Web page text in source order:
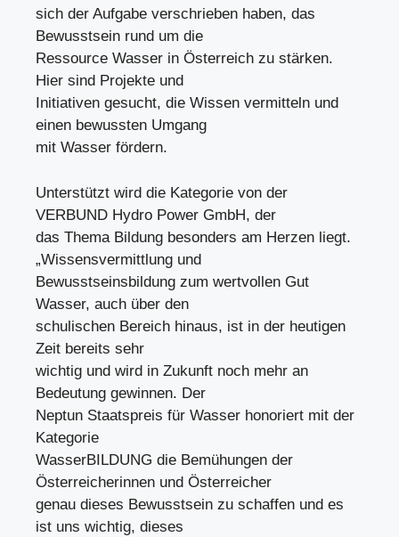
sich der Aufgabe verschrieben haben, das
Bewusstsein rund um die
Ressource Wasser in Österreich zu stärken.
Hier sind Projekte und
Initiativen gesucht, die Wissen vermitteln und
einen bewussten Umgang
mit Wasser fördern.
Unterstützt wird die Kategorie von der
VERBUND Hydro Power GmbH, der
das Thema Bildung besonders am Herzen liegt.
„Wissensvermittlung und
Bewusstseinsbildung zum wertvollen Gut
Wasser, auch über den
schulischen Bereich hinaus, ist in der heutigen
Zeit bereits sehr
wichtig und wird in Zukunft noch mehr an
Bedeutung gewinnen. Der
Neptun Staatspreis für Wasser honoriert mit der
Kategorie
WasserBILDUNG die Bemühungen der
Österreicherinnen und Österreicher
genau dieses Bewusstsein zu schaffen und es
ist uns wichtig, dieses